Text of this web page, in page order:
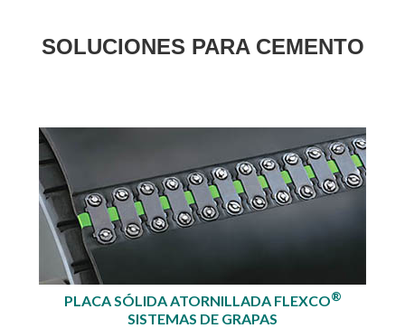
SOLUCIONES PARA CEMENTO
PLACA SÓLIDA ATORNILLADA FLEXCO®
SISTEMAS DE GRAPAS